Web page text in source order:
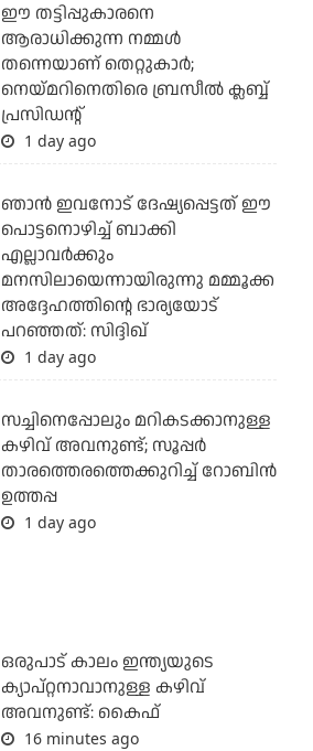
ഈ തട്ടിപ്പുകാരനെ
ആരാധിക്കുന്ന നമ്മള്‍
തന്നെയാണ് തെറ്റുകാര്‍;
നെയ്മറിനെതിരെ ബ്രസീല്‍ ക്ലബ്ബ്
പ്രസിഡന്റ്
1 day ago
ഞാന്‍ ഇവനോട് ദേഷ്യപ്പെട്ടത് ഈ
പൊട്ടനൊഴിച്ച് ബാക്കി
എല്ലാവര്‍ക്കും
മനസിലായെന്നായിരുന്നു മമ്മൂക്ക
അദ്ദേഹത്തിന്റെ ഭാര്യയോട്
പറഞ്ഞത്: സിദ്ദിഖ്
1 day ago
സച്ചിനെപ്പോലും മറികടക്കാനുള്ള
കഴിവ് അവനുണ്ട്; സൂപ്പര്‍
താരത്തെരത്തെക്കുറിച്ച് റോബിന്‍
ഉത്തപ്പ
1 day ago
ഒരുപാട് കാലം ഇന്ത്യയുടെ
ക്യാപ്റ്റനാവാനുള്ള കഴിവ്
അവനുണ്ട്: കൈഫ്
16 minutes ago